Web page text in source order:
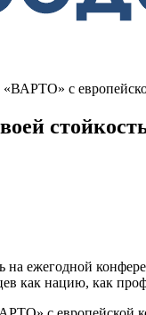
«ВАРТО» с
ежегодной
как нацию, как